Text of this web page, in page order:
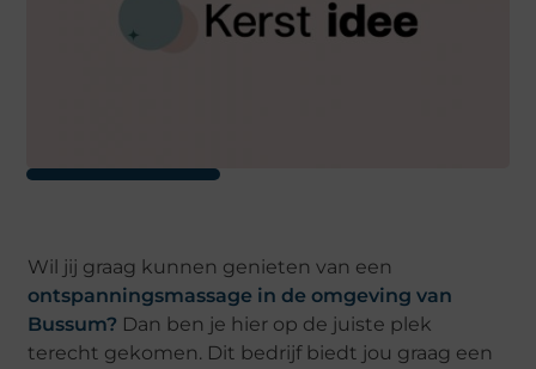
Wil jij graag kunnen genieten van een
ontspanningsmassage in de omgeving van
Bussum? Dan ben je hier op de juiste plek
terecht gekomen. Dit bedrijf biedt jou graag een